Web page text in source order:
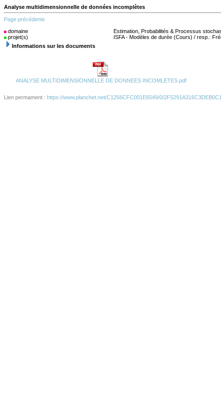
Analyse multidimensionnelle de données incomplètes
Page précédente
domaine
Estimation, Probabilités & Processus
projet(s)
ISFA - Modèles de durée (Cours) / resp.:
Informations sur les documents
ANALYSE MULTIDIMENSIONNELLE DE DONNEES INCOMLETES.pdf
Lien permament : https://www.planchet.net/C1256CFC001E6549/0/